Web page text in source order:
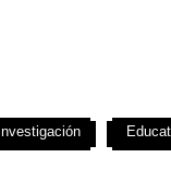
Investigación